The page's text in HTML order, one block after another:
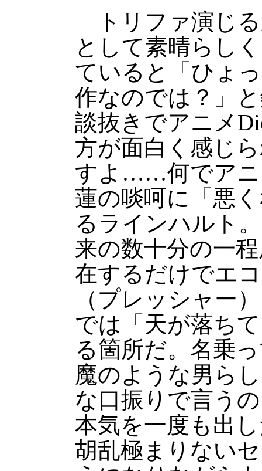
トリファ演じ
として素晴らし
ていると「ひょ
作なのでは？」
談抜きでアニメ
方が面白く感じ
すよ……何でア
蓮の啖呵に「悪
るラインハルト
来の数十分の一
在するだけでエ
（プレッシャー
では「天が落ち
る箇所だ。名乗
魔のような男ら
な口振りで言う
本気を一度も出
胡乱極まりない